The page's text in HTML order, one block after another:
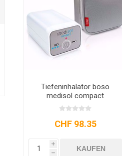
Tiefeninhalator boso
medisol compact
CHF 98.35
i
h
KAUFEN